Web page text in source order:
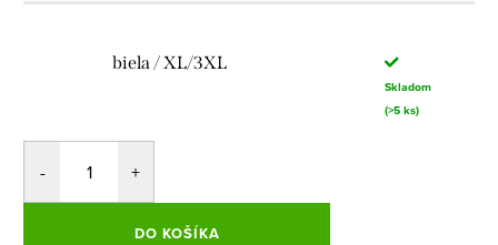
biela / XL/3XL
Skladom
(>5 ks)
DO KOŠÍKA